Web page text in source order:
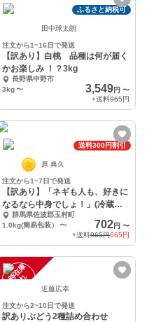
ふるさと納税可
田中球太朗
注文から1~16日で発送
【訳あり】白桃 品種は何が届く
かお楽しみ ！？3kg
長野県中野市
3kg 〜 3,549円 〜
+送料965円
送料300円割引
原 典久
注文から1~7日で発送
【訳あり】「ネギも人も、好きに
なるなら中身でしょ！」(冷蔵
便）群馬県佐波郡玉村町
1.0kg(簡易包装）
〜 702円 〜
+送料965円665円
一
時
在
庫
切
れ
近藤広幸
注文から2~10日で発送
訳ありぶどう2種詰め合わせ